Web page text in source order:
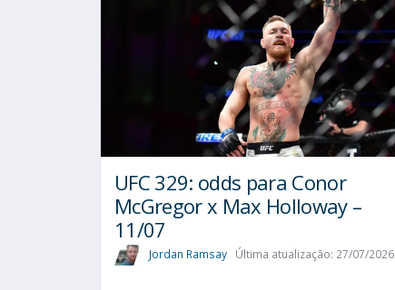
UFC 329: odds para Conor
McGregor x Max Holloway –
11/07
Jordan Ramsay Última atualização: 27/07/2026